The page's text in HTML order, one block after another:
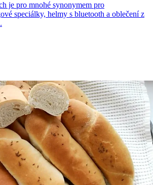
je pro mnohé synonymem pro
speciálky, helmy s bluetooth a oblečení z